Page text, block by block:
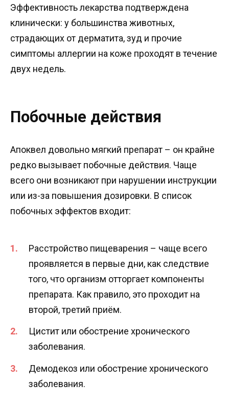
Эффективность лекарства подтверждена
клинически: у большинства животных,
страдающих от дерматита, зуд и прочие
симптомы аллергии на коже проходят в течение
двух недель.
Побочные действия
Апоквел довольно мягкий препарат – он крайне
редко вызывает побочные действия. Чаще
всего они возникают при нарушении инструкции
или из-за повышения дозировки. В список
побочных эффектов входит:
Расстройство пищеварения – чаще всего
проявляется в первые дни, как следствие
того, что организм отторгает компоненты
препарата. Как правило, это проходит на
второй, третий приём.
Цистит или обострение хронического
заболевания.
Демодекоз или обострение хронического
заболевания.